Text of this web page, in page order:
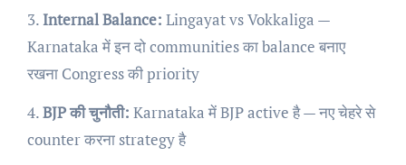
3.Internal Balance: Lingayat vs Vokkaliga —
Karnataka में इन दो communities का balance बनाए
रखना Congress की priority
4.BJP की चुनौती: Karnataka में BJP active है — नए चेहरे से
counter करना strategy है